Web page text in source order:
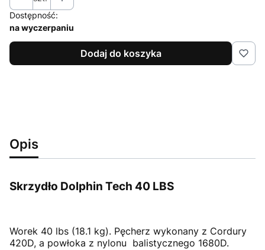
Dostępność:
na wyczerpaniu
Dodaj do koszyka
Opis
Skrzydło Dolphin Tech 40 LBS
Worek 40 lbs (18.1 kg). Pęcherz wykonany z Cordury
420D, a powłoka z nylonu balistycznego 1680D.